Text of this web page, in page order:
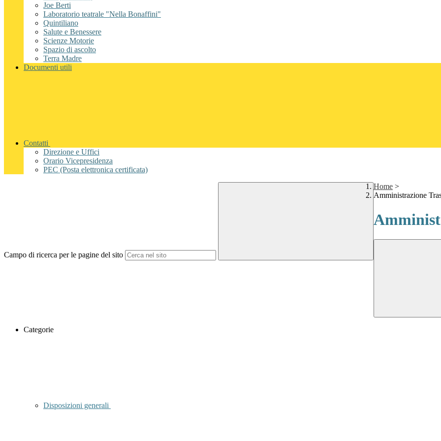
Joe Berti
Laboratorio teatrale "Nella Bonaffini"
Quintiliano
Salute e Benessere
Scienze Motorie
Spazio di ascolto
Terra Madre
Documenti utili
Contatti
Direzione e Uffici
Orario Vicepresidenza
PEC (Posta elettronica certificata)
Campo di ricerca per le pagine del sito
Home >
Amministrazione
Categorie
Disposizioni generali